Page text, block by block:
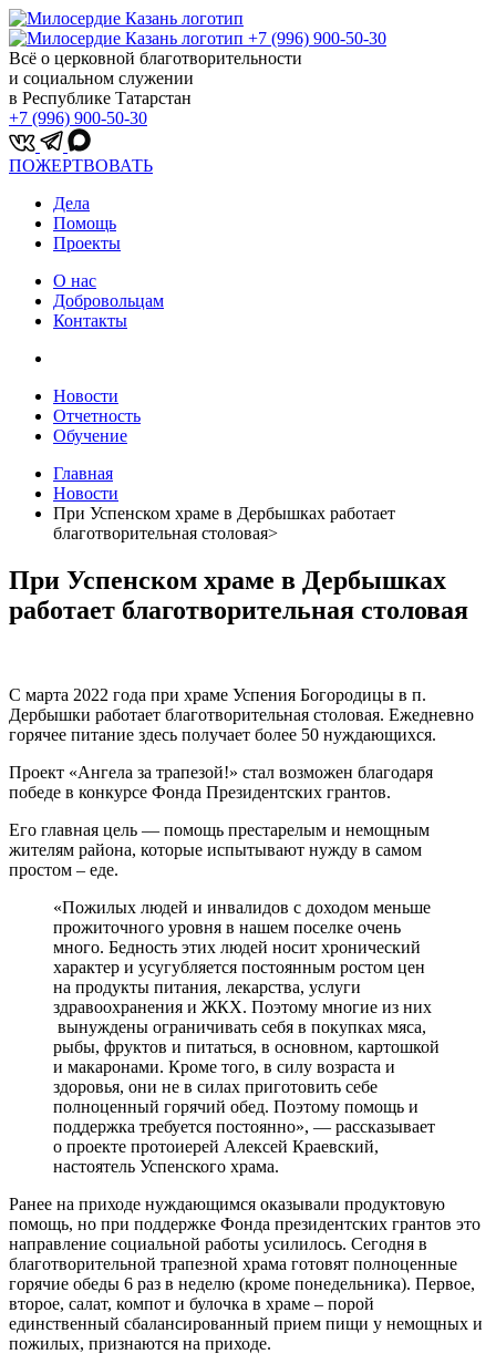
+7 (996) 900-50-30
Всё о церковной благотворительности
и социальном служении
в Республике Татарстан
+7 (996) 900-50-30
ПОЖЕРТВОВАТЬ
Дела
Помощь
Проекты
О нас
Добровольцам
Контакты
Новости
Отчетность
Обучение
Главная
Новости
При Успенском храме в Дербышках работает
благотворительная столовая>
При Успенском храме в Дербышках
работает благотворительная столовая
С марта 2022 года при храме Успения Богородицы в п.
Дербышки работает благотворительная столовая. Ежедневно
горячее питание здесь получает более 50 нуждающихся.
Проект «Ангела за трапезой!» стал возможен благодаря
победе в конкурсе Фонда Президентских грантов.
Его главная цель — помощь престарелым и немощным
жителям района, которые испытывают нужду в самом
простом – еде.
«Пожилых людей и инвалидов с доходом меньше
прожиточного уровня в нашем поселке очень
много. Бедность этих людей носит хронический
характер и усугубляется постоянным ростом цен
на продукты питания, лекарства, услуги
здравоохранения и ЖКХ. Поэтому многие из них
вынуждены ограничивать себя в покупках мяса,
рыбы, фруктов и питаться, в основном, картошкой
и макаронами. Кроме того, в силу возраста и
здоровья, они не в силах приготовить себе
полноценный горячий обед. Поэтому помощь и
поддержка требуется постоянно», — рассказывает
о проекте протоиерей Алексей Краевский,
настоятель Успенского храма.
Ранее на приходе нуждающимся оказывали продуктовую
помощь, но при поддержке Фонда президентских грантов это
направление социальной работы усилилось. Сегодня в
благотворительной трапезной храма готовят полноценные
горячие обеды 6 раз в неделю (кроме понедельника). Первое,
второе, салат, компот и булочка в храме – порой
единственный сбалансированный прием пищи у немощных и
пожилых, признаются на приходе.